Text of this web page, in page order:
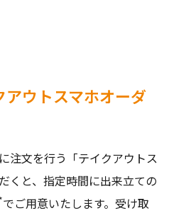
ウトスマホオーダ
注文を行う「テイクアウトス
くと、指定時間に出来立ての
*でご用意いたします。受け取